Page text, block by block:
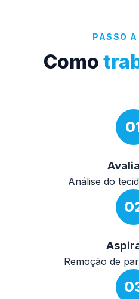
PASSO A
Como
Análise do
Remoção de